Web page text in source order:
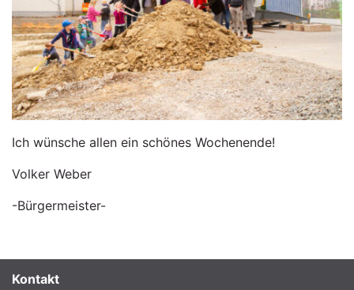
Ich wünsche allen ein schönes Wochenende!
Volker Weber
-Bürgermeister-
Kontakt